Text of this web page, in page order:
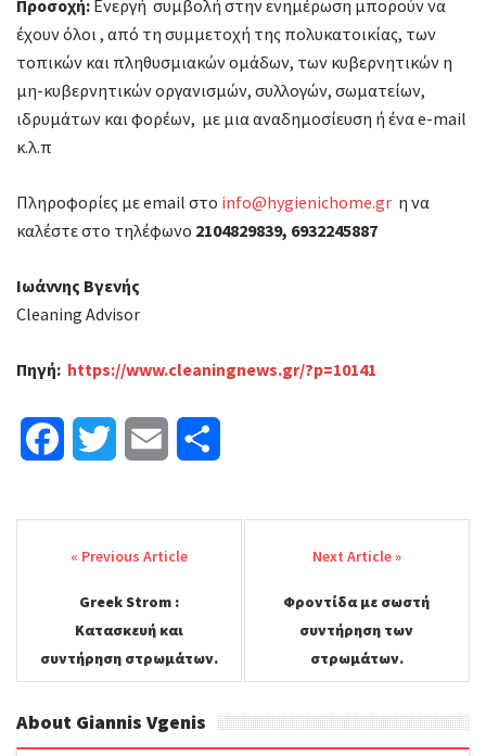
Προσοχή: Ενεργή συμβολή στην ενημέρωση μπορούν να
έχουν όλοι , από τη συμμετοχή της πολυκατοικίας, των
τοπικών και πληθυσμιακών ομάδων, των κυβερνητικών η
μη-κυβερνητικών οργανισμών, συλλογών, σωματείων,
ιδρυμάτων και φορέων, με μια αναδημοσίευση ή ένα e-mail
κ.λ.π
Πληροφορίες με email στο info@hygienichome.gr η να
καλέστε στο τηλέφωνο 2104829839, 6932245887
Ιωάννης Βγενής
Cleaning Advisor
Πηγή: https://www.cleaningnews.gr/?p=10141
c
o
k
i
t
e
a
l
ι
ε
navigation
Greek Strom :
Κατασκευή και
συντήρηση στρωμάτων.
Φροντίδα με σωστή
συντήρηση των
στρωμάτων.
About Giannis Vgenis